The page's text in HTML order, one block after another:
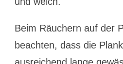
Beim Räuchern auf der
beachten, dass die